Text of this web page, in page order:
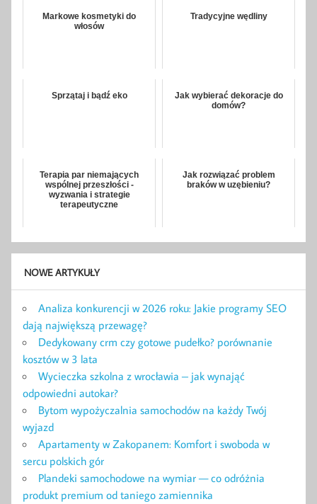
Markowe kosmetyki do
włosów
Tradycyjne wędliny
Sprzątaj i bądź eko
Jak wybierać dekoracje do
domów?
Terapia par niemających
wspólnej przeszłości -
wyzwania i strategie
terapeutyczne
Jak rozwiązać problem
braków w uzębieniu?
NOWE ARTYKUŁY
Analiza konkurencji w 2026 roku: Jakie programy SEO
dają największą przewagę?
Dedykowany crm czy gotowe pudełko? porównanie
kosztów w 3 lata
Wycieczka szkolna z wrocławia – jak wynająć
odpowiedni autokar?
Bytom wypożyczalnia samochodów na każdy Twój
wyjazd
Apartamenty w Zakopanem: Komfort i swoboda w
sercu polskich gór
Plandeki samochodowe na wymiar — co odróżnia
produkt premium od taniego zamiennika